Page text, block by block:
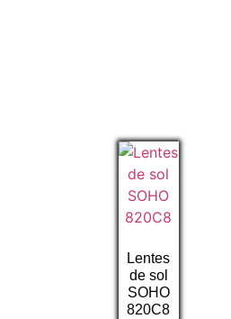
Lentes
de sol
SOHO
820C8